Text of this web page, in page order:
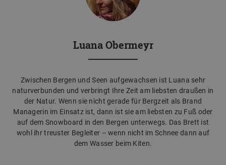
Luana Obermeyr
Zwischen Bergen und Seen aufgewachsen ist Luana sehr
naturverbunden und verbringt Ihre Zeit am liebsten draußen in
der Natur. Wenn sie nicht gerade für Bergzeit als Brand
Managerin im Einsatz ist, dann ist sie am liebsten zu Fuß oder
auf dem Snowboard in den Bergen unterwegs. Das Brett ist
wohl ihr treuster Begleiter – wenn nicht im Schnee dann auf
dem Wasser beim Kiten.